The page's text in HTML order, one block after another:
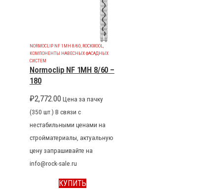
NORMOCLIP NF 1MH 8/60 ROCKWOOL
КОМПОНЕНТЫ НАВЕСНЫХ ФАСАДНЫХ
СИСТЕМ
Normoclip NF 1MH 8/60 –
180
₽2,772.00 Цена за пачку
(350 шт.) В связи с
нестабильными ценами на
стройматериалы, актуальную
цену запрашивайте на
info@rock-sale.ru
КУПИТЬ